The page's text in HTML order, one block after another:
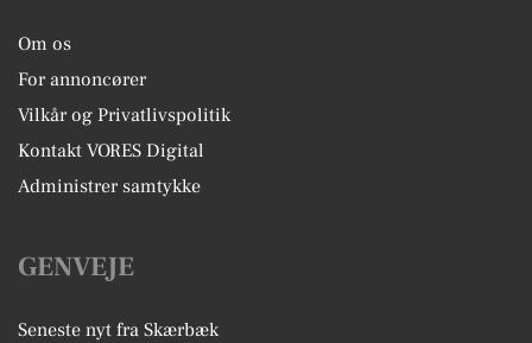
Om os
For annoncører
Vilkår og Privatlivspolitik
Kontakt VORES Digital
Administrer samtykke
GENVEJE
Seneste nyt fra Skærbæk